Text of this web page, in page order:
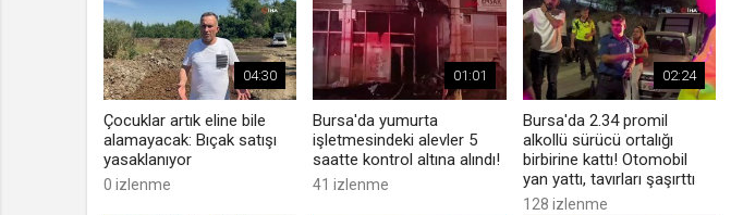
04:30
Çocuklar artık eline bile
alamayacak: Bıçak satışı
yasaklanıyor
0 izlenme
01:01
Bursa'da yumurta
işletmesindeki alevler 5
saatte kontrol altına alındı!
41 izlenme
02:24
Bursa'da 2.34 promil
alkollü sürücü ortalığı
birbirine kattı! Otomobil
yan yattı, tavırları şaşırttı
128 izlenme